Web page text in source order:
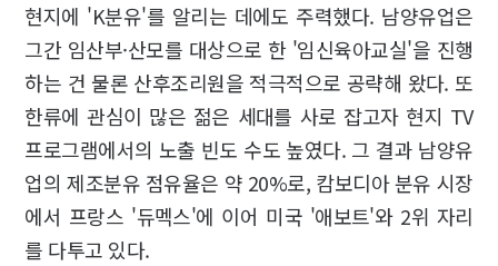
현지에 'K분유'를 알리는 데에도 주력했다. 남양유업은
그간 임산부·산모를 대상으로 한 '임신육아교실'을 진행
하는 건 물론 산후조리원을 적극적으로 공략해 왔다. 또
한류에 관심이 많은 젊은 세대를 사로 잡고자 현지 TV
프로그램에서의 노출 빈도 수도 높였다. 그 결과 남양유
업의 제조분유 점유율은 약 20%로, 캄보디아 분유 시장
에서 프랑스 '듀멕스'에 이어 미국 '애보트'와 2위 자리
를 다투고 있다.